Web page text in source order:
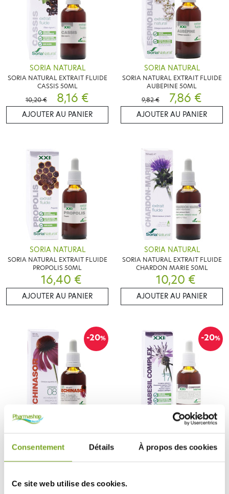
Consentement Détails À propos des cookies
Ce site web utilise des cookies.
SORIA NATURAL
SORIA NATURAL EXTRAIT FLUIDE
CASSIS 50ML
10,20 €
8,16 €
AJOUTER AU PANIER
SORIA NATURAL
SORIA NATURAL EXTRAIT FLUIDE
AUBEPINE 50ML
9,82 €
7,86 €
AJOUTER AU PANIER
SORIA NATURAL
SORIA NATURAL EXTRAIT FLUIDE
PROPOLIS 50ML
16,40 €
AJOUTER AU PANIER
SORIA NATURAL
SORIA NATURAL EXTRAIT FLUIDE
CHARDON MARIE 50ML
10,20 €
AJOUTER AU PANIER
-20%
08 50ML
16,98 €
13,59 €
-20%
SORIA NATURAL DIABESIL
COMPLEX C 17 50ML